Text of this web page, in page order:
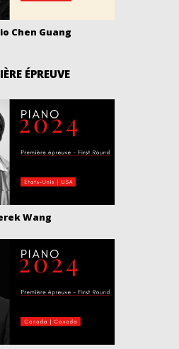
Chen Guang
ÉPREUVE
Wang